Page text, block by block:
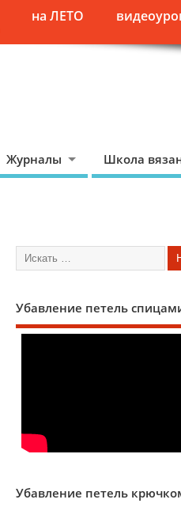
на ЛЕТО
Журналы Школа
Убавление петель
Убавление петель